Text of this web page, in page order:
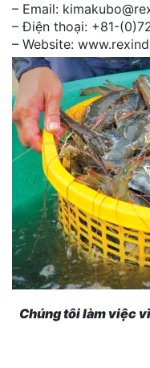
– Email:
– Điện thoại: +81-
– Website:
Chúng tôi làm việc